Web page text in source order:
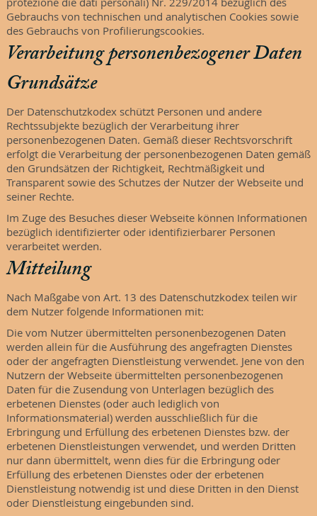
Gebrauchs von technischen und analytischen Cookies sowie
des Gebrauchs von Profilierungscookies.
Verarbeitung personenbezogener Daten
Grundsätze
Der Datenschutzkodex schützt Personen und andere
Rechtssubjekte bezüglich der Verarbeitung ihrer
personenbezogenen Daten. Gemäß dieser Rechtsvorschrift
erfolgt die Verarbeitung der personenbezogenen Daten gemäß
den Grundsätzen der Richtigkeit, Rechtmäßigkeit und
Transparent sowie des Schutzes der Nutzer der Webseite und
seiner Rechte.
Im Zuge des Besuches dieser Webseite können Informationen
bezüglich identifizierter oder identifizierbarer Personen
verarbeitet werden.
Mitteilung
Nach Maßgabe von Art. 13 des Datenschutzkodex teilen wir
dem Nutzer folgende Informationen mit:
Die vom Nutzer übermittelten personenbezogenen Daten
werden allein für die Ausführung des angefragten Dienstes
oder der angefragten Dienstleistung verwendet. Jene von den
Nutzern der Webseite übermittelten personenbezogenen
Daten für die Zusendung von Unterlagen bezüglich des
erbetenen Dienstes (oder auch lediglich von
Informationsmaterial) werden ausschließlich für die
Erbringung und Erfüllung des erbetenen Dienstes bzw. der
erbetenen Dienstleistungen verwendet, und werden Dritten
nur dann übermittelt, wenn dies für die Erbringung oder
Erfüllung des erbetenen Dienstes oder der erbetenen
Dienstleistung notwendig ist und diese Dritten in den Dienst
oder Dienstleistung eingebunden sind.